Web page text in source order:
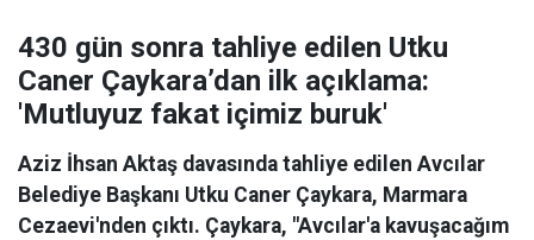
430 gün sonra tahliye edilen Utku
Caner Çaykara’dan ilk açıklama:
'Mutluyuz fakat içimiz buruk'
Aziz İhsan Aktaş davasında tahliye edilen Avcılar
Belediye Başkanı Utku Caner Çaykara, Marmara
Cezaevi'nden çıktı. Çaykara, "Avcılar'a kavuşacağım